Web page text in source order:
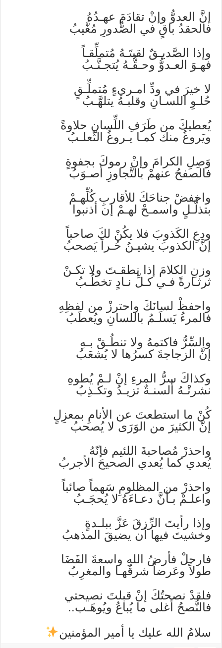
إنَّ العدوُّ وإنْ تقادَمَ عهـدُهُ
فالحقدُ باقٍ في الصُّدورِ مُغَّيبُ
وإذا الصَّديـقٌ لقيتَـهُ مُتملِّقـاً
فهـوَ العـدوُّ وحـقُّـهُ يُتجـنَّـبُ
لا خيرَ في ودِّ امـريءٍ مُتملِّـقٍ
حُلـوِ اللسـانِ وقلبـهُ يتلهَّـبُ
يُعطيكَ من طَرَفِ اللِّسانِ حلاوةً
ويَروغُ منكَ كمـا يـروغُ الثّعلـبُ
وَصِلِ الكرامَ وإنْ رموكَ بجفوةٍ
فالصفحُ عنهمْ بالتَّجاوزِ أصـوَبُ
واخفضْ جناحَكَ للأقاربِ كُلِّهـمْ
بتذلُّـلٍ واسمـحْ لهـمْ إن أذنبوا
ودعِ الكَذوبَ فلا يكُنْ لكَ صاحباً
إنَّ الكذوبَ يشيـنُ حُـراً يَصحبُ
وزنِ الكلامَ إذا نطقـتَ ولا تكـنْ
ثرثـارةً فـي كـلِّ نـادٍ تخطُـبُ
واحفظْ لسانَكَ واحترزْ من لفظِهِ
فالمرءُ يَسلَـمُ باللسانِ ويُعطَبُ
والسِّرُّ فاكتمهُ ولا تنطُـقْ بـهِ
إنَّ الزجاجةَ كسرُها لا يُشعَبُ
وكذاكَ سرُّ المرءِ إنْ لـمْ يُطوهِ
نشرتْـهُ ألسنـةٌ تزيـدُ وتكـذِبُ
كُنْ ما استطعتَ عن الأنامِ بمعزِلٍ
إنَّ الكثيرَ من الوَرَى لا يُصحبُ
واحذرْ مُصاحبةَ اللئيم فإنّهُ
يُعدي كما يُعدي الصحيحَ الأجربُ
واحذرْ من المظلومِ سَهماً صائباً
واعلـمْ بـأنَّ دعـاءَهُ لا يُحجَـبُ
وإذا رأيتَ الرِّزقَ عَزَّ ببلـدةٍ
وخشيتَ فيها أن يضيقَ المذهبُ
فارحلْ فأرضُ اللهِ واسعةَ الفَضَا
طولاً وعَرضاً شرقُهـا والمغرِبُ
فلقدْ نصحتُكَ إنْ قبلتَ نصيحتي
فالنُّصحُ أغلى ما يُباعُ ويُوهَـب..
سلامُ الله عليك يا أمير المؤمنين